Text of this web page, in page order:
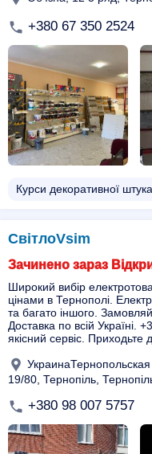
+380 67 350 2524
Курси декоративної
СвітлоVsim
Зачинено зараз
Широкий вибір
цінами в Тернополі.
та багато іншого.
Доставка по всій
якісний сервіс. Приходьте
19/80, Тернопіль,
+380 98 007 5757